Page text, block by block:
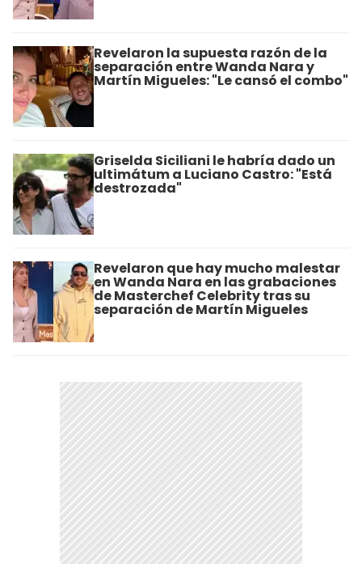
Revelaron la supuesta razón de la
separación entre Wanda Nara y
Martín Migueles: "Le cansó el combo"
Griselda Siciliani le habría dado un
ultimátum a Luciano Castro: "Está
destrozada"
Revelaron que hay mucho malestar
en Wanda Nara en las grabaciones
de Masterchef Celebrity tras su
separación de Martín Migueles